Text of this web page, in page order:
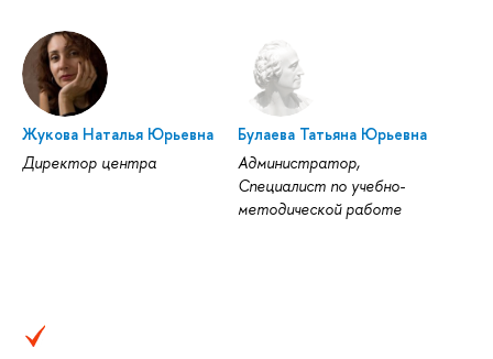
Жукова Наталья Юрьевна
Директор центра
Булаева Татьяна Юрьевна
Администратор,
Специалист по учебно-
методической работе